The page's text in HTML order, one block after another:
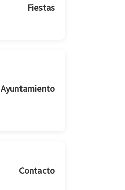
Fiestas
Ayuntamiento
Contacto